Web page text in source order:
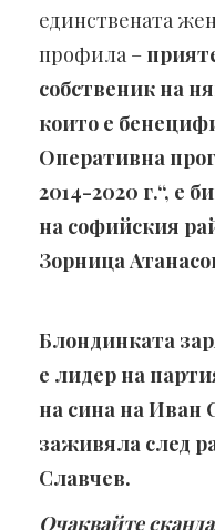
единствената
профила –
собственик на
които е
Оперативна
2014-2020 г.“, е
на софийския
Зорница
Блондинката
е лидер на
на сина на Иван
заживяла след
Славчев.
Очаквайте